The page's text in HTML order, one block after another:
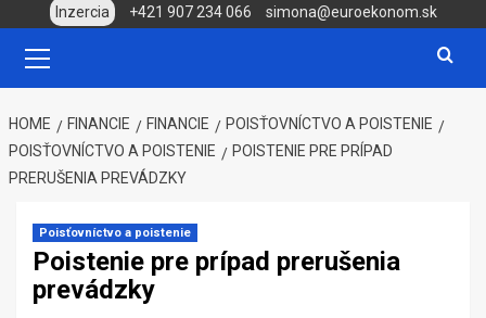
content
Inzercia +421 907 234 066
simona@euroekonom.sk
Menu
HOME FINANCIE FINANCIE
POISŤOVNÍCTVO A POISTENIE
POISŤOVNÍCTVO A POISTENIE
POISTENIE PRE PRÍPAD
PRERUŠENIA PREVÁDZKY
Poisťovníctvo a poistenie
Poistenie pre prípad prerušenia
prevádzky